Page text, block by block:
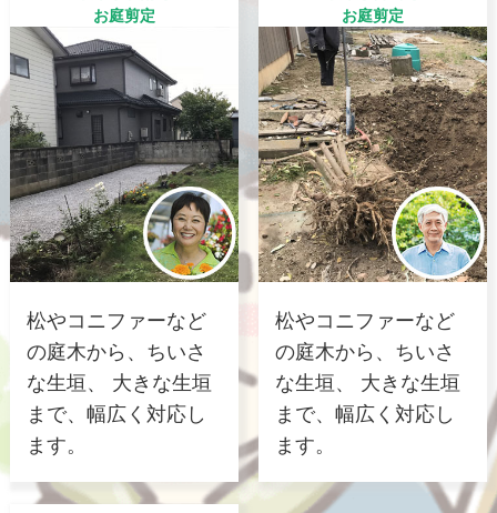
お庭剪定
松やコニファーなど
の庭木から、ちいさ
な生垣、 大きな生垣
まで、幅広く対応し
ます。
お庭剪定
松やコニファーなど
の庭木から、ちいさ
な生垣、 大きな生垣
まで、幅広く対応し
ます。